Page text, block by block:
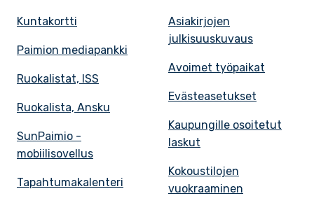
Kuntakortti
Paimion mediapankki
Ruokalistat, ISS
Ruokalista, Ansku
SunPaimio -
mobiilisovellus
Tapahtumakalenteri
Asiakirjojen
julkisuuskuvaus
Avoimet työpaikat
Evästeasetukset
Kaupungille osoitetut
laskut
Kokoustilojen
vuokraaminen